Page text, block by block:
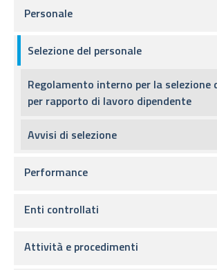
Personale
Selezione del personale
Regolamento interno per la selezione
per rapporto di lavoro dipendente
Avvisi di selezione
Performance
Enti controllati
Attività e procedimenti